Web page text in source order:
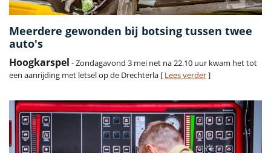
Meerdere gewonden bij botsing tussen twee
auto's
Hoogkarspel - Zondagavond 3 mei net na 22.10 uur kwam het tot
een aanrijding met letsel op de Drechterla [ Lees verder]